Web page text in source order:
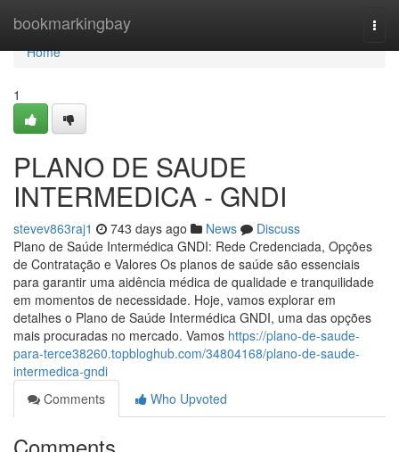
bookmarkingbay
Home
Home
1
PLANO DE SAUDE
INTERMEDICA - GNDI
stevev863raj1 743 days ago News
Discuss
Plano de Saúde Intermédica GNDI: Rede Credenciada, Opções
de Contratação e Valores Os planos de saúde são essenciais
para garantir uma aidência médica de qualidade e tranquilidade
em momentos de necessidade. Hoje, vamos explorar em
detalhes o Plano de Saúde Intermédica GNDI, uma das opções
mais procuradas no mercado. Vamos https://plano-de-saude-
para-terce38260.topbloghub.com/34804168/plano-de-saude-
intermedica-gndi
Comments
Who Upvoted